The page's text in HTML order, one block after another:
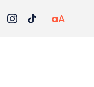
aA